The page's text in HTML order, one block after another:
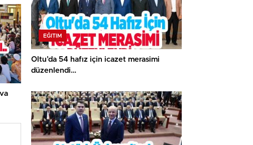
EĞITIM
Oltu’da 54 hafız için icazet merasimi
düzenlendi…